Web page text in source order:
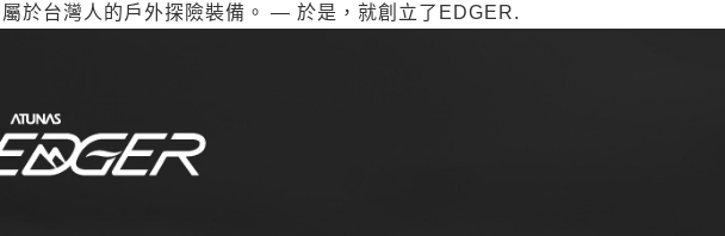
於台灣人的戶外探險裝備。 — 於是，就創立了EDGER.